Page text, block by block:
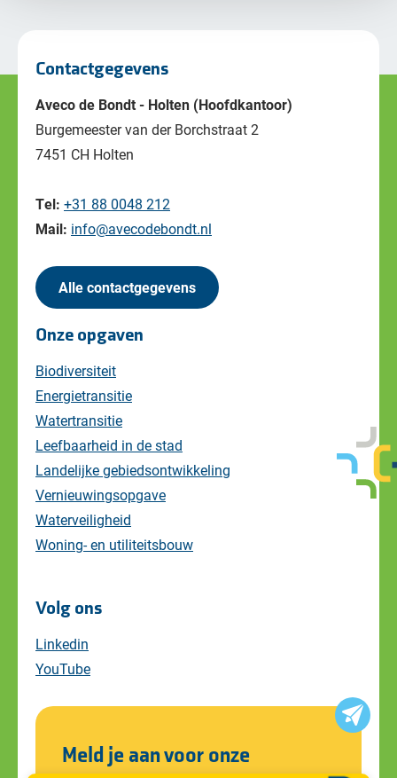
Contactgegevens
Aveco de Bondt - Holten (Hoofdkantoor)
Burgemeester van der Borchstraat 2
7451 CH Holten
Tel: +31 88 0048 212
Mail: info@avecodebondt.nl
Alle contactgegevens
Onze opgaven
Biodiversiteit
Energietransitie
Watertransitie
Leefbaarheid in de stad
Landelijke gebiedsontwikkeling
Vernieuwingsopgave
Waterveiligheid
Woning- en utiliteitsbouw
Volg ons
Linkedin
YouTube
Meld je aan voor onze